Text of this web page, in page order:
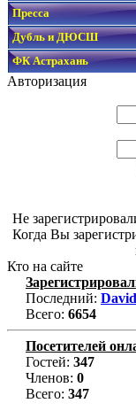
Пресса
Дубль и ДЮСШ
ФК Астрахань
Авторизация
Не
Когда Вы
Кто на сайте
Последний:
Всего: 6654
Посетителей
Гостей: 347
Членов: 0
Всего: 347